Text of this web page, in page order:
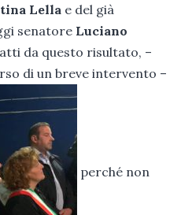
Lella e del già
senatore Luciano
da questo risultato, –
di un breve intervento –
perché non